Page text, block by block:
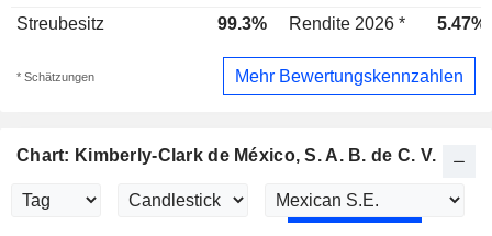
Streubesitz
99.3% Rendite 2026 * 5.47%
* Schätzungen Mehr Bewertungskennzahlen
Chart: Kimberly-Clark de México, S. A. B. de C. V.